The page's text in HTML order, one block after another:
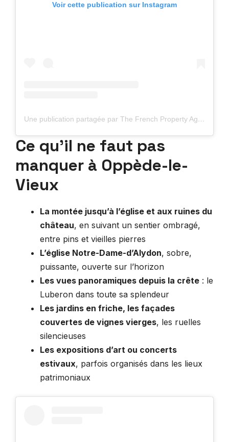
Voir cette publication sur Instagram
Une publication partagée par The French Property Agents (@thefrenchpropertyagents)
Ce qu’il ne faut pas
manquer à Oppède-le-
Vieux
La montée jusqu’à l’église et aux ruines du
château, en suivant un sentier ombragé,
entre pins et vieilles pierres
L’église Notre-Dame-d’Alydon, sobre,
puissante, ouverte sur l’horizon
Les vues panoramiques depuis la crête : le
Luberon dans toute sa splendeur
Les jardins en friche, les façades
couvertes de vignes vierges, les ruelles
silencieuses
Les expositions d’art ou concerts
estivaux, parfois organisés dans les lieux
patrimoniaux